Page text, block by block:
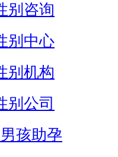
别咨询
别中心
别机构
别公司
孩助孕